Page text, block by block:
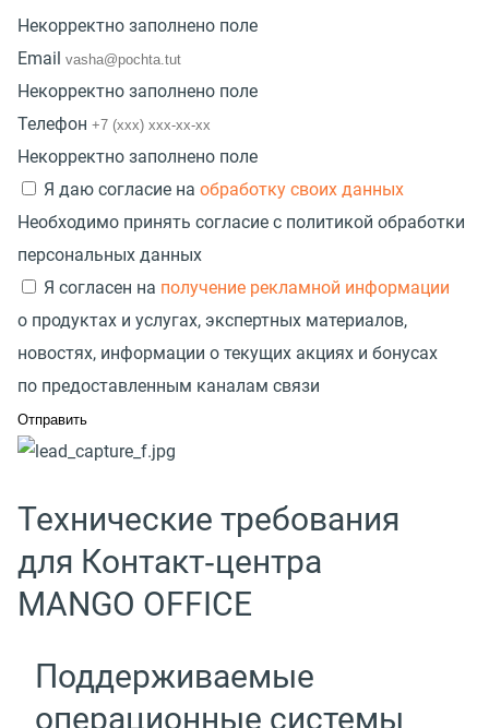
Некорректно заполнено поле
Email
Некорректно заполнено поле
Телефон
Некорректно заполнено поле
Я даю согласие на обработку своих данных
Необходимо принять согласие с политикой обработки
персональных данных
Я согласен на получение рекламной информации
о продуктах и услугах, экспертных материалов,
новостях, информации о текущих акциях и бонусах
по предоставленным каналам связи
Технические требования
для Контакт‑центра
MANGO OFFICE
Поддерживаемые
операционные системы